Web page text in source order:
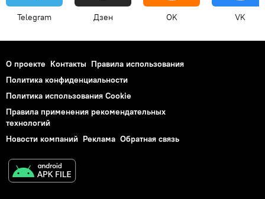
Telegram Дзен OK VK
О проекте Контакты Правила использования
Политика конфиденциальности
Политика использования Cookie
Правила применения рекомендательных
технологий
Новости компаний Реклама Обратная связь